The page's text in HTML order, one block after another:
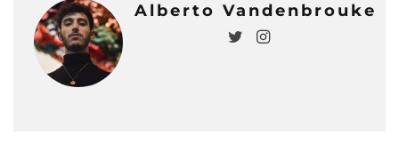
Alberto Vandenbrouke